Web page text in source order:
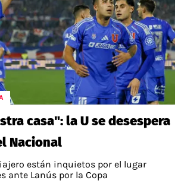
casa": la U se desespera
Nacional
están inquietos por el lugar
ante Lanús por la Copa